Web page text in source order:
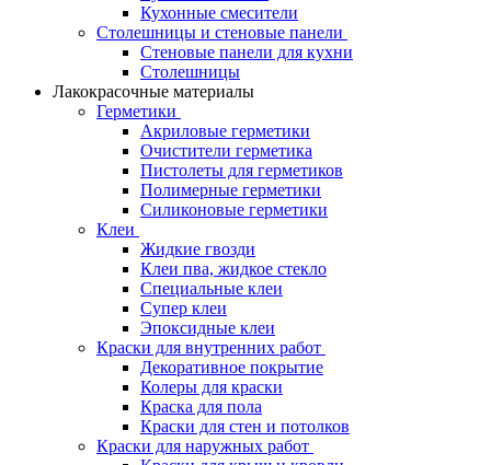
Кухонные смесители
Столешницы и стеновые панели
Стеновые панели для кухни
Столешницы
Лакокрасочные материалы
Герметики
Акриловые герметики
Очистители герметика
Пистолеты для герметиков
Полимерные герметики
Силиконовые герметики
Клеи
Жидкие гвозди
Клеи пва, жидкое стекло
Специальные клеи
Супер клеи
Эпоксидные клеи
Краски для внутренних работ
Декоративное покрытие
Колеры для краски
Краска для пола
Краски для стен и потолков
Краски для наружных работ